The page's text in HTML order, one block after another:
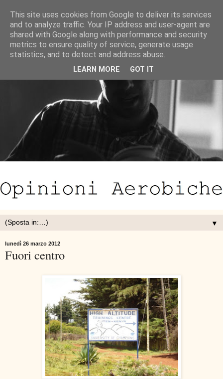
▼
lunedì 26 marzo 2012
Fuori centro
This site uses cookies from Google to deliver its services
and to analyze traffic. Your IP address and user-agent are
shared with Google along with performance and security
metrics to ensure quality of service, generate usage
statistics, and to detect and address abuse.
LEARN MORE GOT IT